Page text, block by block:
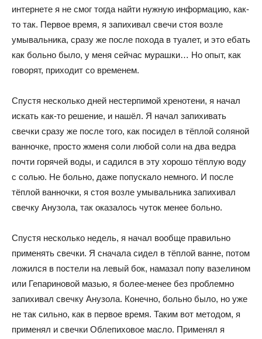
интернете я не смог тогда найти нужную информацию, как-
то так. Первое время, я запихивал свечи стоя возле
умывальника, сразу же после похода в туалет, и это ебать
как больно было, у меня сейчас мурашки… Но опыт, как
говорят, приходит со временем.
Спустя несколько дней нестерпимой хренотени, я начал
искать как-то решение, и нашёл. Я начал запихивать
свечки сразу же после того, как посидел в тёплой соляной
ванночке, просто жменя соли любой соли на два ведра
почти горячей воды, и садился в эту хорошо тёплую воду
с солью. Не больно, даже попускало немного. И после
тёплой ванночки, я стоя возле умывальника запихивал
свечку Анузола, так оказалось чуток менее больно.
Спустя несколько недель, я начал вообще правильно
применять свечки. Я сначала сидел в тёплой ванне, потом
ложился в постели на левый бок, намазал попу вазелином
или Гепариновой мазью, я более-менее без проблемно
запихивал свечку Анузола. Конечно, больно было, но уже
не так сильно, как в первое время. Таким вот методом, я
применял и свечки Облепиховое масло. Применял я